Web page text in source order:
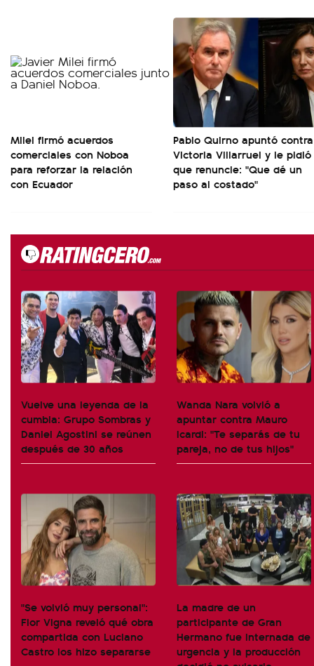
Milei firmó acuerdos
comerciales con Noboa
para reforzar la relación
con Ecuador
Pablo Quirno apuntó contra
Victoria Villarruel y le pidió
que renuncie: "Que dé un
paso al costado"
Vuelve una leyenda de la
cumbia: Grupo Sombras y
Daniel Agostini se reúnen
después de 30 años
Wanda Nara volvió a
apuntar contra Mauro
Icardi: "Te separás de tu
pareja, no de tus hijos"
"Se volvió muy personal":
Flor Vigna reveló qué obra
compartida con Luciano
Castro los hizo separarse
La madre de un
participante de Gran
Hermano fue internada de
urgencia y la producción